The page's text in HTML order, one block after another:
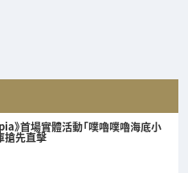
》首場實體活動「噗嚕噗嚕海底小
搶先直擊